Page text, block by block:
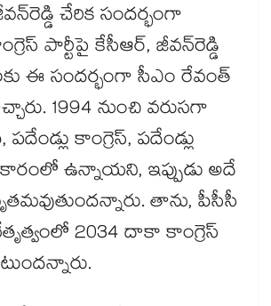
చేరిక సందర్భంగా
పార్టీపై కేసీఆర్, జీవన్​రెడ్డి
ఈ సందర్భంగా సీఎం రేవంత్
1994 నుంచి వరుసగా
కాంగ్రెస్, పదేండ్లు
ఉన్నాయని, ఇప్పుడు అదే
తాను, పీసీసీ
2034 దాకా కాంగ్రెస్